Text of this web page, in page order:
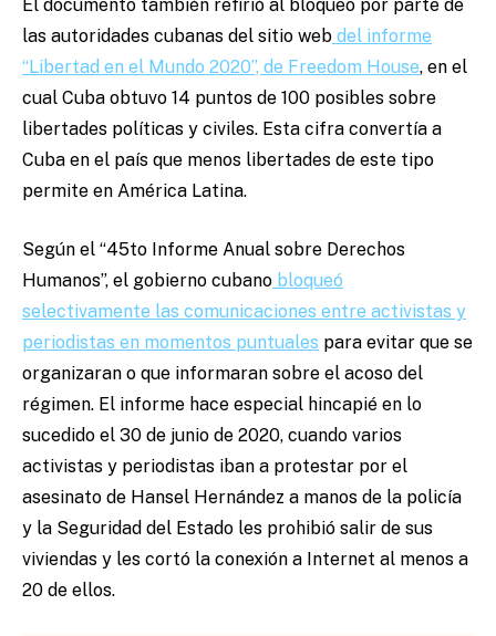
El documento también refirió al bloqueo por parte de
las autoridades cubanas del sitio web del informe
“Libertad en el Mundo 2020”, de Freedom House, en el
cual Cuba obtuvo 14 puntos de 100 posibles sobre
libertades políticas y civiles. Esta cifra convertía a
Cuba en el país que menos libertades de este tipo
permite en América Latina.
Según el “45to Informe Anual sobre Derechos
Humanos”, el gobierno cubano bloqueó
selectivamente las comunicaciones entre activistas y
periodistas en momentos puntuales para evitar que se
organizaran o que informaran sobre el acoso del
régimen. El informe hace especial hincapié en lo
sucedido el 30 de junio de 2020, cuando varios
activistas y periodistas iban a protestar por el
asesinato de Hansel Hernández a manos de la policía
y la Seguridad del Estado les prohibió salir de sus
viviendas y les cortó la conexión a Internet al menos a
20 de ellos.